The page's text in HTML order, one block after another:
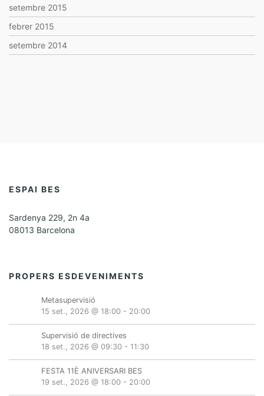
setembre 2015
febrer 2015
setembre 2014
ESPAI BES
Sardenya 229, 2n 4a
08013 Barcelona
PROPERS ESDEVENIMENTS
Metasupervisió
15 set., 2026 @ 18:00 - 20:00
Supervisió de directives
18 set., 2026 @ 09:30 - 11:30
FESTA 11È ANIVERSARI BES
19 set., 2026 @ 18:00 - 20:00